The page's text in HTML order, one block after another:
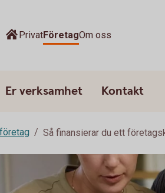
PrivatFöretagOm oss
Er verksamhet Kontakt
Så finansierar du ett